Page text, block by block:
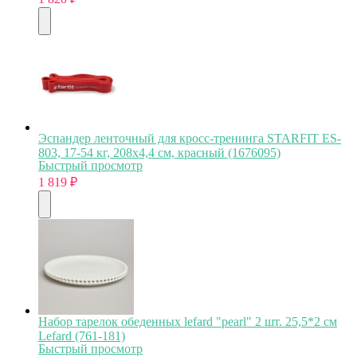
Эспандер ленточный для кросс-тренинга STARFIT ES-
803, 17-54 кг, 208х4,4 см, красный (1676095)
Быстрый просмотр
1 819 ₽
Набор тарелок обеденных lefard "pearl" 2 шт. 25,5*2 см
Lefard (761-181)
Быстрый просмотр